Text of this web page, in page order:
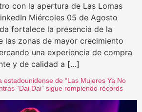
con la apertura de Las Lomas
Miércoles 05 de Agosto
fortalece la presencia de la
las zonas de mayor crecimiento
una experiencia de compra
y de calidad a […]
estadounidense de “Las Mujeres Ya No
“Dai Dai” sigue rompiendo récords